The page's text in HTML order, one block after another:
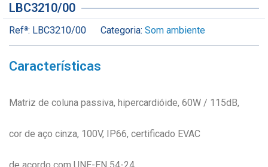
LBC3210/00
Refª: LBC3210/00 Categoria: Som ambiente
Características
Matriz de coluna passiva, hipercardióide, 60W / 115dB,
cor de aço cinza, 100V, IP66, certificado EVAC